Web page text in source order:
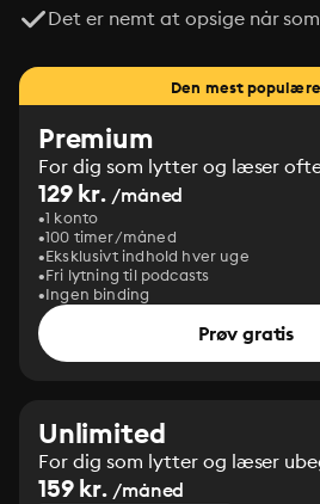
Det er nemt at opsige når
Den mest populære
Premium
For dig som lytter og læser
129 kr. /måned
1 konto
100 timer/måned
Eksklusivt indhold hver uge
Fri lytning til podcasts
Ingen binding
Prøv gratis
Unlimited
For dig som lytter og læser
159 kr. /måned